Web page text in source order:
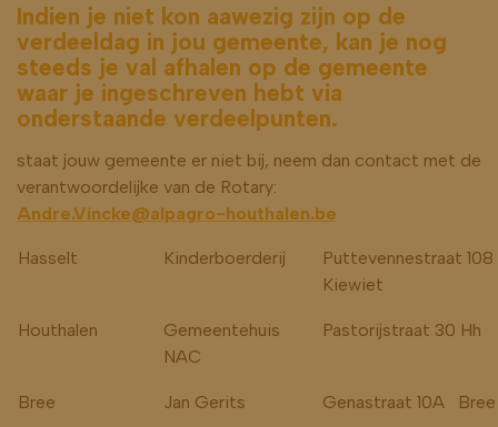
Indien je niet kon aawezig zijn op de
verdeeldag in jou gemeente, kan je nog
steeds je val afhalen op de gemeente
waar je ingeschreven hebt via
onderstaande verdeelpunten.
staat jouw gemeente er niet bij, neem dan contact met de
verantwoordelijke van de Rotary:
Andre.Vincke@alpagro-houthalen.be
Hasselt Kinderboerderij
Puttevennestraat
Kiewiet
Houthalen
Gemeentehuis
NAC
Pastorijstraat 30 Hh
Bree Jan Gerits Genastraat 10A Bree